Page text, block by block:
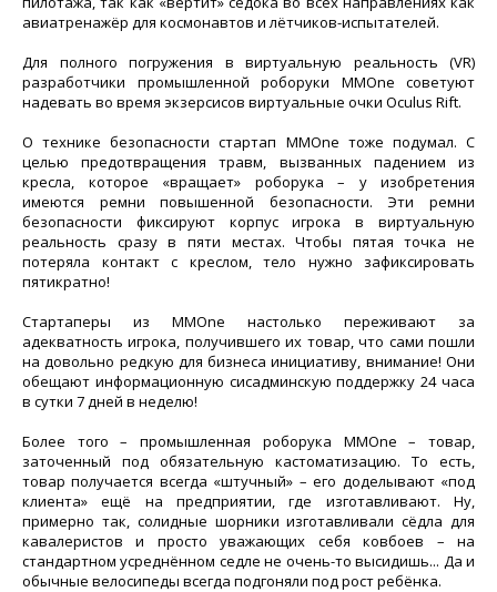
авиатренажёр для космонавтов и лётчиков-испытателей.
Для полного погружения в виртуальную реальность (VR)
разработчики промышленной роборуки MMOne советуют
надевать во время экзерсисов виртуальные очки Oculus Rift.
О технике безопасности стартап MMOne тоже подумал. С
целью предотвращения травм, вызванных падением из
кресла, которое «вращает» роборука – у изобретения
имеются ремни повышенной безопасности. Эти ремни
безопасности фиксируют корпус игрока в виртуальную
реальность сразу в пяти местах. Чтобы пятая точка не
потеряла контакт с креслом, тело нужно зафиксировать
пятикратно!
Стартаперы из MMOne настолько переживают за
адекватность игрока, получившего их товар, что сами пошли
на довольно редкую для бизнеса инициативу, внимание! Они
обещают информационную сисадминскую поддержку 24 часа
в сутки 7 дней в неделю!
Более того – промышленная роборука MMOne – товар,
заточенный под обязательную кастоматизацию. То есть,
товар получается всегда «штучный» – его доделывают «под
клиента» ещё на предприятии, где изготавливают. Ну,
примерно так, солидные шорники изготавливали сёдла для
кавалеристов и просто уважающих себя ковбоев – на
стандартном усреднённом седле не очень-то высидишь... Да и
обычные велосипеды всегда подгоняли под рост ребёнка.